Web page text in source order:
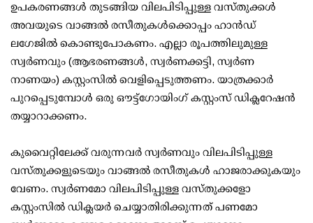
ഉപകരണങ്ങൾ തുടങ്ങിയ വിലപിടിപ്പുള്ള വസ്തുക്കൾ
അവയുടെ വാങ്ങൽ രസീതുകൾക്കൊപ്പം ഹാൻഡ്
ലഗേജിൽ കൊണ്ടുപോകണം. എല്ലാ രൂപത്തിലുമുള്ള
സ്വർണവും (ആഭരണങ്ങൾ, സ്വ‍ർണക്കട്ടി, സ്വർണ
നാണയം) കസ്റ്റംസിൽ വെളിപ്പെടുത്തണം. യാത്രക്കാർ
പുറപ്പെടുമ്പോൾ ഒരു ഔട്ട്‌ഗോയിംഗ് കസ്റ്റംസ് ഡിക്ലറേഷൻ
തയ്യാറാക്കണം.
കുവൈറ്റിലേക്ക് വരുന്നവർ സ്വർണവും വിലപിടിപ്പുള്ള
വസ്തുക്കളുടെയും വാങ്ങൽ രസീതുകൾ ഹാജരാക്കുകയും
വേണം. സ്വർണമോ വിലപിടിപ്പുള്ള വസ്തുക്കളോ
കസ്റ്റംസിൽ ഡിക്ലയർ ചെയ്യാതിരിക്കുന്നത് പണമോ